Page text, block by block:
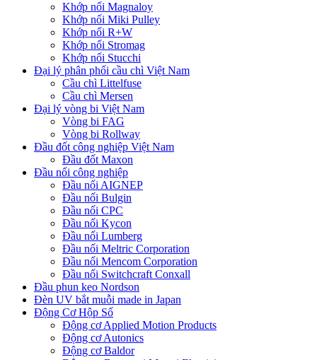
Khớp nối Magnaloy
Khớp nối Miki Pulley
Khớp nối R+W
Khớp nối Stromag
Khớp nối Stucchi
Đại lý phân phối cầu chì Việt Nam
Cầu chì Littelfuse
Cầu chì Mersen
Đại lý vòng bi Việt Nam
Vòng bi FAG
Vòng bi Rollway
Đầu đốt công nghiệp Việt Nam
Đầu đốt Maxon
Đầu nối công nghiệp
Đầu nối AIGNEP
Đầu nối Bulgin
Đầu nối CPC
Đầu nối Kycon
Đầu nối Lumberg
Đầu nối Meltric Corporation
Đầu nối Mencom Corporation
Đầu nối Switchcraft Conxall
Đầu phun keo Nordson
Đèn UV bắt muỗi made in Japan
Động Cơ Hộp Số
Động cơ Applied Motion Products
Động cơ Autonics
Động cơ Baldor